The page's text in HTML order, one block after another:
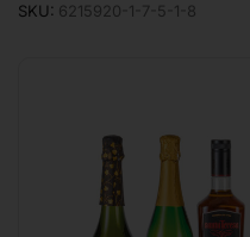
SKU: 6215920-1-7-5-1-8